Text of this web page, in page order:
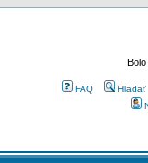
FAQ Hľadať